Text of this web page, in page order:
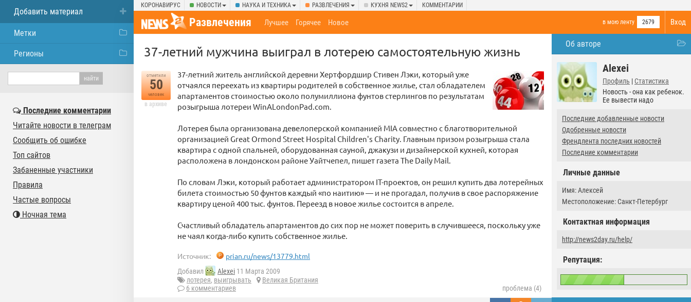
КОРОНАВИРУС НОВОСТИ НАУКА И ТЕХНИКА РАЗВЛЕЧЕНИЯ КУХНЯ NEWS2 КОММЕНТАРИИ
Вход
Развлечения в мою ленту 2679
Лучшее Горячее Новое
Об авторе
Alexei
Профиль | Статистика
Новость - она как ребенок.
Ее вывести надо
Последние добавленные новости
Одобренные новости
Френдлента последних новостей
Последние комментарии
Личные данные
Имя: Алексей
Местоположение: Санкт-Петербург
Контактная информация
http://news2day.ru/help/
Репутация:
37-летний мужчина выиграл в лотерею самостоятельную жизнь
отметили
50
человек
в архиве
37-летний житель английской деревни Хертфордшир Стивен Лэки, который уже
отчаялся переехать из квартиры родителей в собственное жилье, стал обладателем
апартаментов стоимостью около полумиллиона фунтов стерлингов по результатам
розыгрыша лотереи WinALondonPad.com.
Лотерея была организована девелоперской компанией MIA совместно с благотворительной
организацией Great Ormond Street Hospital Children's Charity. Главным призом розыгрыша стала
квартира с одной спальней, оборудованная сауной, джакузи и дизайнерской кухней, которая
расположена в лондонском районе Уайтчепел, пишет газета The Daily Mail.
По словам Лэки, который работает администратором IT-проектов, он решил купить два лотерейных
билета стоимостью 50 фунтов каждый «по наитию» — и не прогадал, получив в свое распоряжение
квартиру ценой 400 тыс. фунтов. Переезд в новое жилье состоится в апреле.
Счастливый обладатель апартаментов до сих пор не может поверить в случившееся, поскольку уже
не чаял когда-либо купить собственное жилье.
Источник: prian.ru/news/13779.html
Добавил Alexei 11 Марта 2009
лотерея, выигрывать
Великая Британия
6 комментариев
проблема (4)
Добавить материал
Метки
Регионы
Последние комментарии
Читайте новости в телеграм
Сообщить об ошибке
Топ сайтов
Забаненные участники
Правила
Частые вопросы
Ночная тема